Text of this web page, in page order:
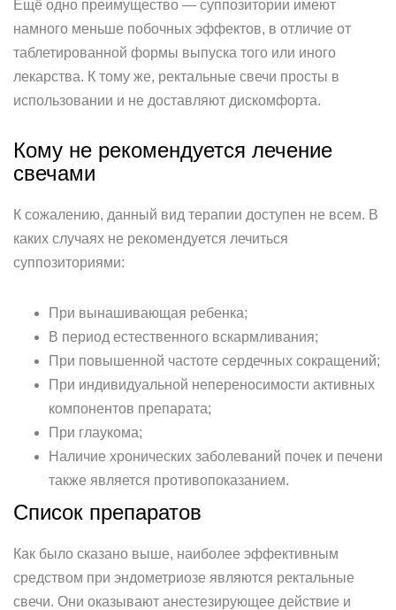
Ещё одно преимущество — суппозитории имеют
намного меньше побочных эффектов, в отличие от
таблетированной формы выпуска того или иного
лекарства. К тому же, ректальные свечи просты в
использовании и не доставляют дискомфорта.
Кому не рекомендуется лечение
свечами
К сожалению, данный вид терапии доступен не всем. В
каких случаях не рекомендуется лечиться
суппозиториями:
При вынашивающая ребенка;
В период естественного вскармливания;
При повышенной частоте сердечных сокращений;
При индивидуальной непереносимости активных
компонентов препарата;
При глаукома;
Наличие хронических заболеваний почек и печени
также является противопоказанием.
Список препаратов
Как было сказано выше, наиболее эффективным
средством при эндометриозе являются ректальные
свечи. Они оказывают анестезирующее действие и